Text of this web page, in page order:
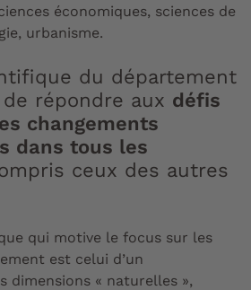
économiques, sciences de
urbanisme.
du département
de répondre aux défis
changements
dans tous les
ceux des autres
qui motive le focus sur les
est celui d’un
dimensions « naturelles »,